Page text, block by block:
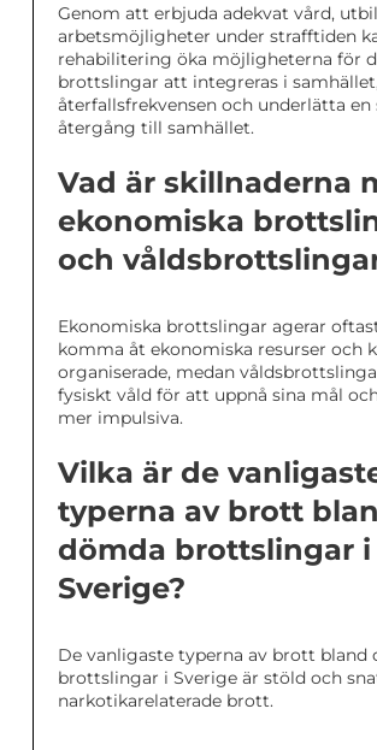
Genom att erbjuda adekvat vård,
arbetsmöjligheter under strafftiden
rehabilitering öka möjligheterna för
brottslingar att integreras i
återfallsfrekvensen och underlätta
återgång till samhället.
Vad är skillnaderna
ekonomiska
och
Ekonomiska brottslingar agerar
komma åt ekonomiska resurser och
organiserade, medan
fysiskt våld för att uppnå sina mål
mer impulsiva.
Vilka är de
typerna av brott
dömda brottslingar i
Sverige?
De vanligaste typerna av brott bland
brottslingar i Sverige är stöld och
narkotikarelaterade brott.